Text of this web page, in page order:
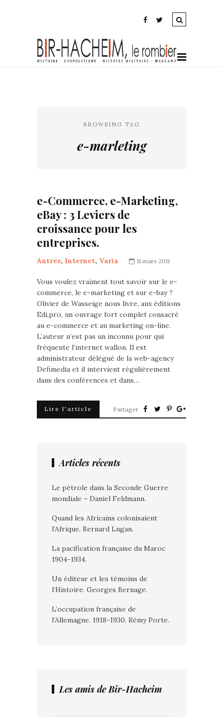
BROWSING TAG
e-marleting
e-Commerce, e-Marketing,
eBay : 3 Leviers de
croissance pour les
entreprises.
Autres, Internet, Varia 11 mars 2011
Vous voulez vraiment tout savoir sur le e-
commerce, le e-marketing et sur e-bay ?
Olivier de Wasseige nous livre, aux éditions
Edi.pro, un ouvrage fort complet consacré
au e-commerce et au marketing on-line.
L’auteur n’est pas un inconnu pour qui
fréquente l’internet wallon. Il est
administrateur délégué de la web-agency
Defimedia et il intervient régulièrement
dans des conférences et dans…
Lire l'article Partager
Articles récents
Le pétrole dans la Seconde Guerre
mondiale – Daniel Feldmann.
Quand les Africains colonisaient
l’Afrique. Bernard Lugan.
La pacification française du Maroc
1904-1934.
Un éditeur et les témoins de
l’Histoire. Georges Bernage.
L’occupation française de
l’Allemagne. 1918-1930. Rémy Porte.
Les amis de Bir-Hacheim